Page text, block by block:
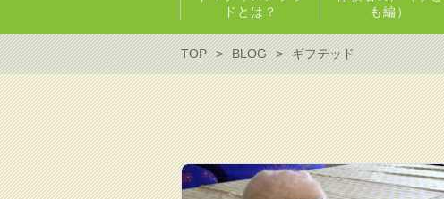
ドとは？
も編）
TOP BLOG ギフテッド